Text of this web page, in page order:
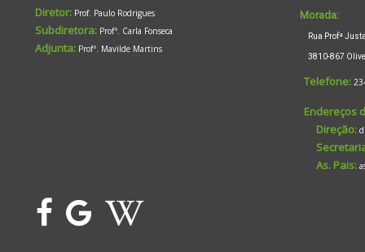
Diretor: Prof. Paulo Rodrigues
Subdiretora: Profª. Carla Fonseca
Adjunta: Profª. Mavilde Martins
Morada:
Rua Profª Justa
3810-867
Telefone:
Endereços
Direção:
As. Pais: